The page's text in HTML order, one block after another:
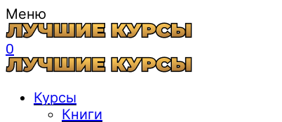
Меню
0
Курсы
Книги